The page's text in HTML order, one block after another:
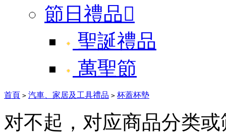
節日禮品
聖誕禮品
萬聖節
首頁 > 汽車、家居及工具禮品 > 杯蓋杯墊
对不起，对应商品分类